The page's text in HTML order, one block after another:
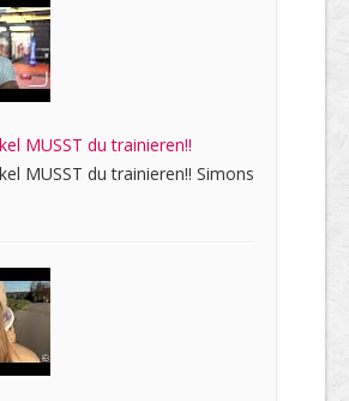
MUSST du trainieren!!
MUSST du trainieren!! Simons